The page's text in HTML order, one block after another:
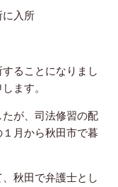
所
ることになりまし
ます。
が、司法修習の配
月から秋田市で暮
秋田で弁護士とし